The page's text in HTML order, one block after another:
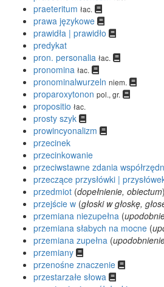
praeteritum łac.
prawa językowe
prawidła | prawidło
predykat
pron. personalia łac.
pronomina łac.
pronominalwurzeln niem.
proparoxytonon pol., gr.
propositio łac.
prosty szyk
prowincyonalizm
przecinek
przecinkowanie
przeciwstawne zdania
przeczące przysłówki |
przedmiot (dopełnienie, obiectum)
przejście w (głoski w głoskę,
przemiana niezupełna (
przemiana słabych na mocne (
przemiana zupełna (
przemiany
przenośne znaczenie
przestarzałe słowa